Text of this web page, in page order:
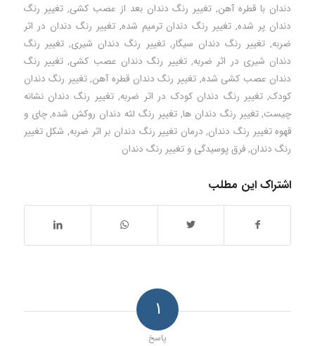
دندان با قطره آهن, تغییر رنگ دندان بعد از عصب کشی,تغییر رنگ
دندان پر شده, تغییر رنگ دندان ترمیم شده,تغییر رنگ دندان در اثر
ضربه, تغییر رنگ دندان سیگار,تغییر رنگ دندان شیری,تغییر رنگ
دندان شیری در اثر ضربه,تغییر رنگ دندان عصب کشی,تغییر رنگ
دندان عصب کشی شده,تغییر رنگ دندان قطره آهن,تغییر رنگ دندان
کودک,تغییر رنگ دندان کودک در اثر ضربه,تغییر رنگ دندان نشانه
چیست,تغییر رنگ دندان ها,تغییر رنگ لثه دندان روکش شده,چای و
قهوه تغییر رنگ دندان, درمان تغییر رنگ دندان بر اثر ضربه, شکل تغییر
رنگ دندان,فرق پوسیدگی و تغییر رنگ دندان
اشتراک این مطلب
۱
پاسخ